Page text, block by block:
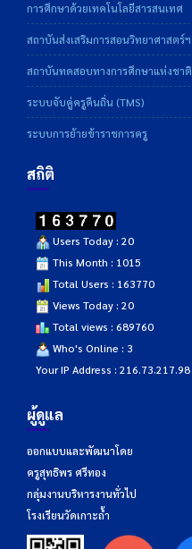
การศึกษาด้วยเทคโนโลยีสารสนเทศ
สถาบันส่งเสริมการสอนวิทยาศาสตร์ฯ
สถาบันทดสอบทางการศึกษาแห่งชาติ
ระบบจับคู่ครูคืนถิ่น (TMS)
ระบบการย้ายข้าราชการครู
สถิติ
Users Today : 20
This Month : 1015
Total Users : 163770
Views Today : 20
Total views : 689760
Who's Online : 3
Your IP Address : 216.73.217.98
ผู้ดูแล
ออกแบบและพัฒนาโดย
ครูสุทธิพร ศรีทอง
กลุ่มงานบริหารงานทั่วไป
โรงเรียนวัดเกาะถ้ำ